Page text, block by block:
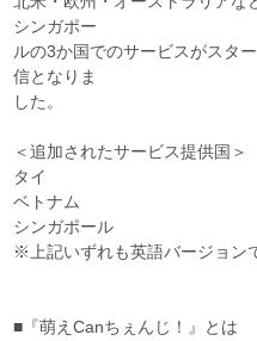
シンガポー
ルの3か国でのサービスがスタ
信となりま
した。
＜追加されたサービス提供国＞
タイ
ベトナム
シンガポール
※上記いずれも英語バージョン
■『萌えCanちぇんじ！』とは